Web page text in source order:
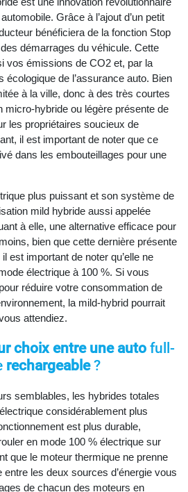
Grâce à l’ajout d’un petit
bénéficiera de la fonction Stop
démarrages du véhicule. Cette
vos émissions de CO2 et, par la
de l’assurance auto. Bien
à la ville, donc à des très courtes
micro-hybride ou légère présente de
les propriétaires soucieux de
il est important de noter que ce
dans les embouteillages pour une
plus puissant et son système de
mild hybride aussi appelée
à elle, une alternative efficace pour
bien que cette dernière présente
est important de noter qu’elle ne
électrique à 100 %. Si vous
réduire votre consommation de
la mild-hybrid pourrait
attendiez.
choix entre une auto full-
rechargeable?
semblables, les hybrides totales
considérablement plus
est plus durable,
en mode 100 % électrique sur
que le moteur thermique ne prenne
les deux sources d’énergie vous
de chacun des moteurs en